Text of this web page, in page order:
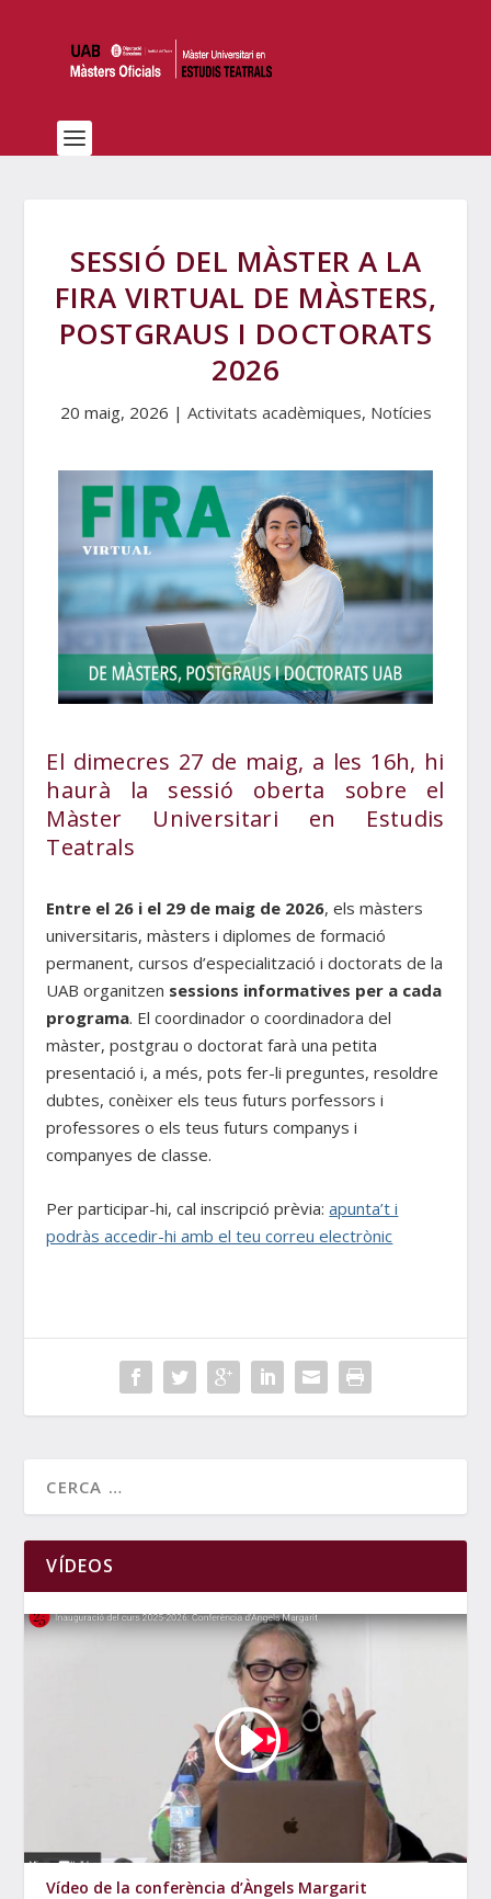
SESSIÓ DEL MÀSTER A LA
FIRA VIRTUAL DE MÀSTERS,
POSTGRAUS I DOCTORATS
2026
20 maig, 2026 | Activitats acadèmiques, Notícies
El dimecres 27 de maig, a les 16h, hi
haurà la sessió oberta sobre el
Màster Universitari en Estudis
Teatrals
Entre el 26 i el 29 de maig de 2026, els màsters
universitaris, màsters i diplomes de formació
permanent, cursos d’especialització i doctorats de la
UAB organitzen sessions informatives per a cada
programa. El coordinador o coordinadora del
màster, postgrau o doctorat farà una petita
presentació i, a més, pots fer-li preguntes, resoldre
dubtes, conèixer els teus futurs porfessors i
professores o els teus futurs companys i
companyes de classe.
Per participar-hi, cal inscripció prèvia:apunta’t i
podràs accedir-hi amb el teu correu electrònic
VÍDEOS
Vídeo de la conferència d’Àngels Margarit